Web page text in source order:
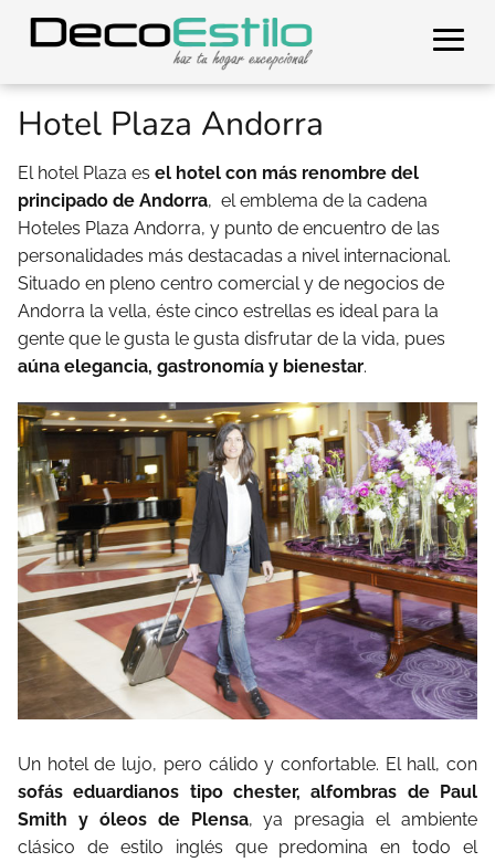
Hotel Plaza Andorra
El hotel Plaza es el hotel con más renombre del
principado de Andorra, el emblema de la cadena
Hoteles Plaza Andorra, y punto de encuentro de las
personalidades más destacadas a nivel internacional.
Situado en pleno centro comercial y de negocios de
Andorra la vella, éste cinco estrellas es ideal para la
gente que le gusta le gusta disfrutar de la vida, pues
aúna elegancia, gastronomía y bienestar.
Un hotel de lujo, pero cálido y confortable. El hall, con
sofás eduardianos tipo chester, alfombras de Paul
Smith y óleos de Plensa, ya presagia el ambiente
clásico de estilo inglés que predomina en todo el